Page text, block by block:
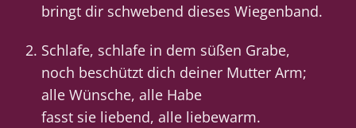
bringt dir schwebend dieses Wiegenband.
Schlafe, schlafe in dem süßen Grabe,
noch beschützt dich deiner Mutter Arm;
alle Wünsche, alle Habe
fasst sie liebend, alle liebewarm.